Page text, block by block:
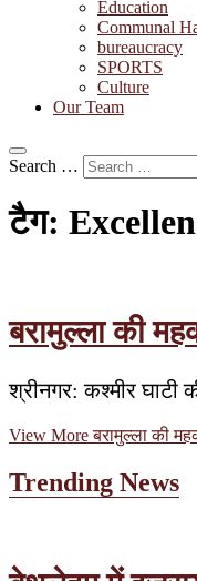
Education
Communal
bureaucracy
SPORTS
Culture
Our Team
Search …
टैग:
बरामुल्ला की
श्रीनगर: कश्मीर
View Moreबरामुल्ला की
Trending News